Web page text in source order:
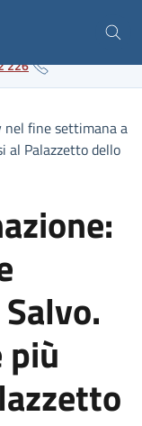
226
nel fine settimana a
al Palazzetto dello
più